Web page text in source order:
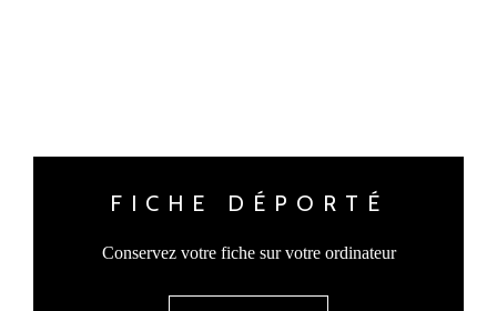
FICHE DÉPORTÉ
Conservez votre fiche sur votre ordinateur